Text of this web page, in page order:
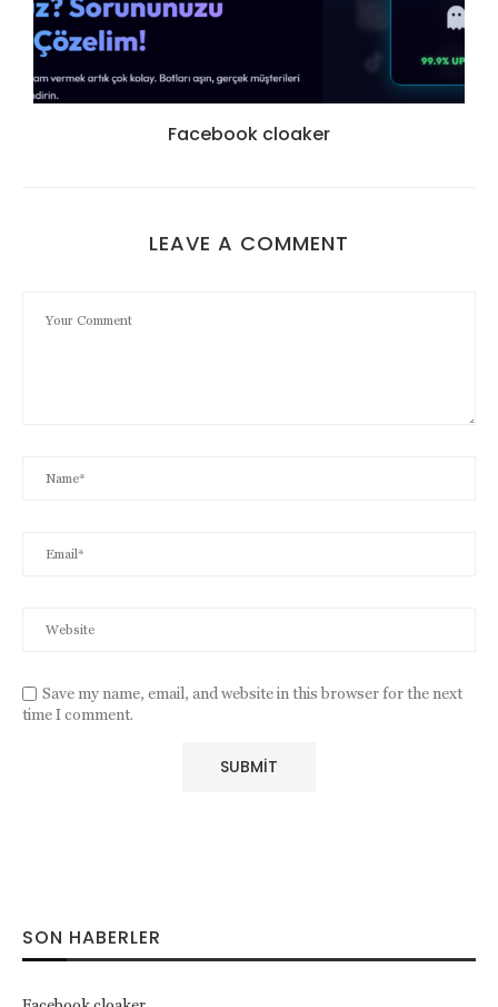
Facebook cloaker
LEAVE A COMMENT
Save my name, email, and website in this browser for the next
time I comment.
SON HABERLER